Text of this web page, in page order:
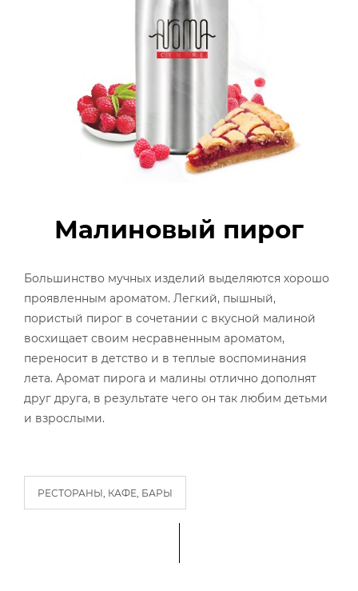
Малиновый пирог
Большинство мучных изделий выделяются хорошо
проявленным ароматом. Легкий, пышный,
пористый пирог в сочетании с вкусной малиной
восхищает своим несравненным ароматом,
переносит в детство и в теплые воспоминания
лета. Аромат пирога и малины отлично дополнят
друг друга, в результате чего он так любим детьми
и взрослыми.
РЕСТОРАНЫ, КАФЕ, БАРЫ